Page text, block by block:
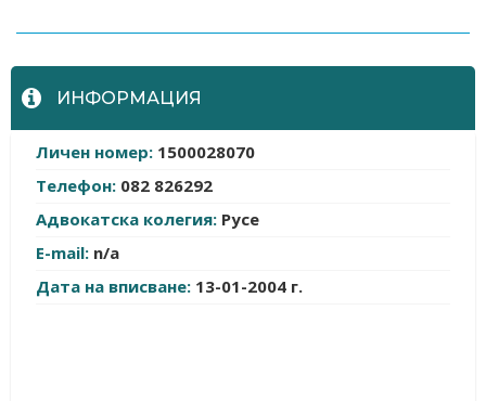
ИНФОРМАЦИЯ
Личен номер: 1500028070
Телефон: 082 826292
Адвокатска колегия: Русе
E-mail: n/a
Дата на вписване: 13-01-2004 г.